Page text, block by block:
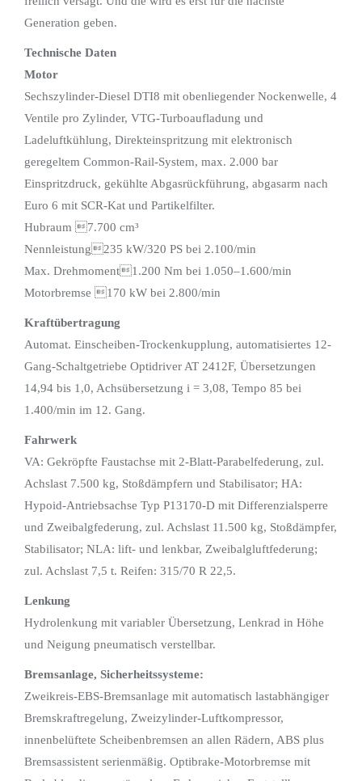
Generation geben.
Technische Daten
Motor
Sechszylinder-Diesel DTI8 mit obenliegender Nockenwelle, 4
Ventile pro Zylinder, VTG-Turboaufladung und
Ladeluftkühlung, Direkteinspritzung mit elektronisch
geregeltem Common-Rail-System, max. 2.000 bar
Einspritzdruck, gekühlte Abgasrückführung, abgasarm nach
Euro 6 mit SCR-Kat und Partikelfilter.
Hubraum 7.700 cm³
Nennleistung235 kW/320 PS bei 2.100/min
Max. Drehmoment1.200 Nm bei 1.050–1.600/min
Motorbremse 170 kW bei 2.800/min
Kraftübertragung
Automat. Einscheiben-Trockenkupplung, automatisiertes 12-
Gang-Schaltgetriebe Optidriver AT 2412F, Übersetzungen
14,94 bis 1,0, Achsübersetzung i = 3,08, Tempo 85 bei
1.400/min im 12. Gang.
Fahrwerk
VA: Gekröpfte Faustachse mit 2-Blatt-Parabelfederung, zul.
Achslast 7.500 kg, Stoßdämpfern und Stabilisator; HA:
Hypoid-Antriebsachse Typ P13170-D mit Differenzialsperre
und Zweibalgfederung, zul. Achslast 11.500 kg, Stoßdämpfer,
Stabilisator; NLA: lift- und lenkbar, Zweibalgluftfederung;
zul. Achslast 7,5 t. Reifen: 315/70 R 22,5.
Lenkung
Hydrolenkung mit variabler Übersetzung, Lenkrad in Höhe
und Neigung pneumatisch verstellbar.
Bremsanlage, Sicherheitssysteme:
Zweikreis-EBS-Bremsanlage mit automatisch lastabhängiger
Bremskraftregelung, Zweizylinder-Luftkompressor,
innenbelüftete Scheibenbremsen an allen Rädern, ABS plus
Bremsassistent serienmäßig. Optibrake-Motorbremse mit